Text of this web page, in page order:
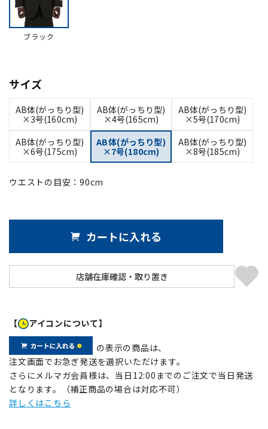
ブラック
サイズ
AB体(がっちり型)
×3号(160cm)
AB体(がっちり型)
×4号(165cm)
AB体(がっちり型)
×5号(170cm)
AB体(がっちり型)
×6号(175cm)
AB体(がっちり型)
×7号(180cm)
AB体(がっちり型)
×8号(185cm)
ウエストの目安：90cm
カートに入れる
【 アイコンについて】
の表示の商品は、
注文画面でお急ぎ発送を選択いただけます。
さらにメルマガ会員様は、当日12:00までのご注文で当日発送
となります。（補正商品の場合は対応不可）
詳しくはこちら